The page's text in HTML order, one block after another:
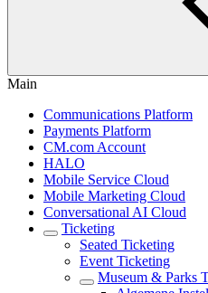
Main
Communications Platform
Payments Platform
CM.com Account
HALO
Mobile Service Cloud
Mobile Marketing Cloud
Conversational AI Cloud
Ticketing
Seated Ticketing
Event Ticketing
Museum & Parks